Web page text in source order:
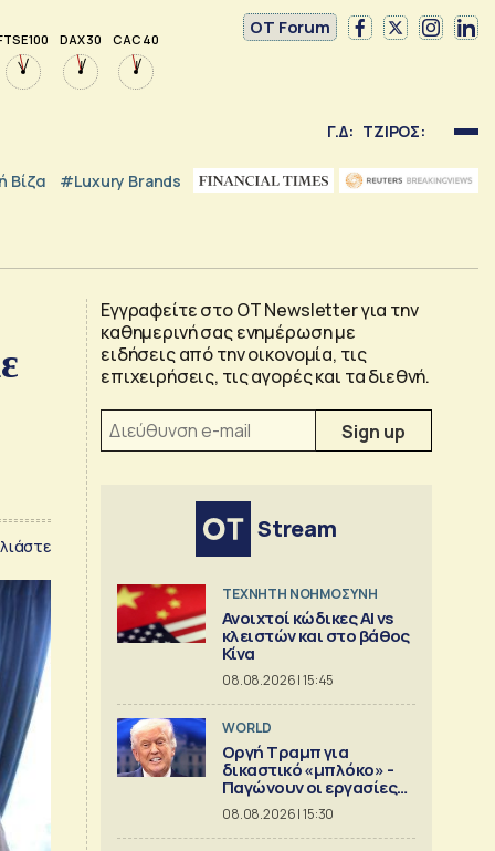
100 DAX 30 CAC 40
OT Forum
Γ.Δ: ΤΖΙΡΟΣ:
Βίζα #luxury Brands
Εγγραφείτε στο OT Newsletter για την
καθημερινή σας ενημέρωση με
ειδήσεις από την οικονομία, τις
επιχειρήσεις, τις αγορές και τα διεθνή.
Stream
TΕΧΝΗΤΗ ΝΟΗΜΟΣΥΝΗ
Ανοιχτοί κώδικες AI vs
κλειστών και στο βάθος
Κίνα
08.08.2026 | 15:45
WORLD
Οργή Τραμπ για
δικαστικό «μπλόκο» -
Παγώνουν οι εργασίες
στη νέα αίθουσα
δεξιώσεων
08.08.2026 | 15:30